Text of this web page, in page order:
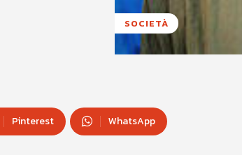
SOCIETÀ
Pinterest WhatsApp